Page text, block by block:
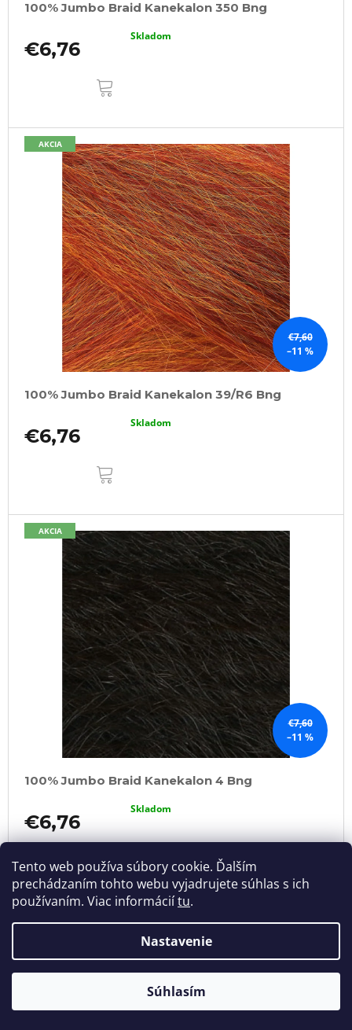
Tento web používa súbory cookie. Ďalším
prechádzaním tohto webu vyjadrujete súhlas s ich
používaním. Viac informáciítu.
Nastavenie
Súhlasím
100% Jumbo Braid Kanekalon 350 Bng
€6,76
Skladom
€7,60
–11 %
AKCIA
100% Jumbo Braid Kanekalon 39/R6 Bng
€6,76
Skladom
€7,60
–11 %
AKCIA
100% Jumbo Braid Kanekalon 4 Bng
€6,76
KOŠÍKA
Skladom